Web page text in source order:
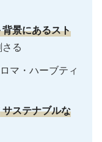
景にあるスト
る
マ・ハーブティ
サステナブルな